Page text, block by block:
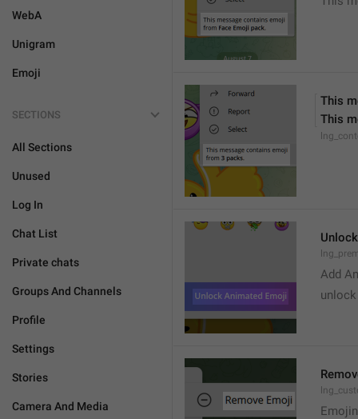
WebA
Unigram
Emoji
SECTIONS
All Sections
Unused
Log In
Chat List
Private chats
Groups And Channels
Profile
Settings
Stories
Camera And Media
This
This
Add